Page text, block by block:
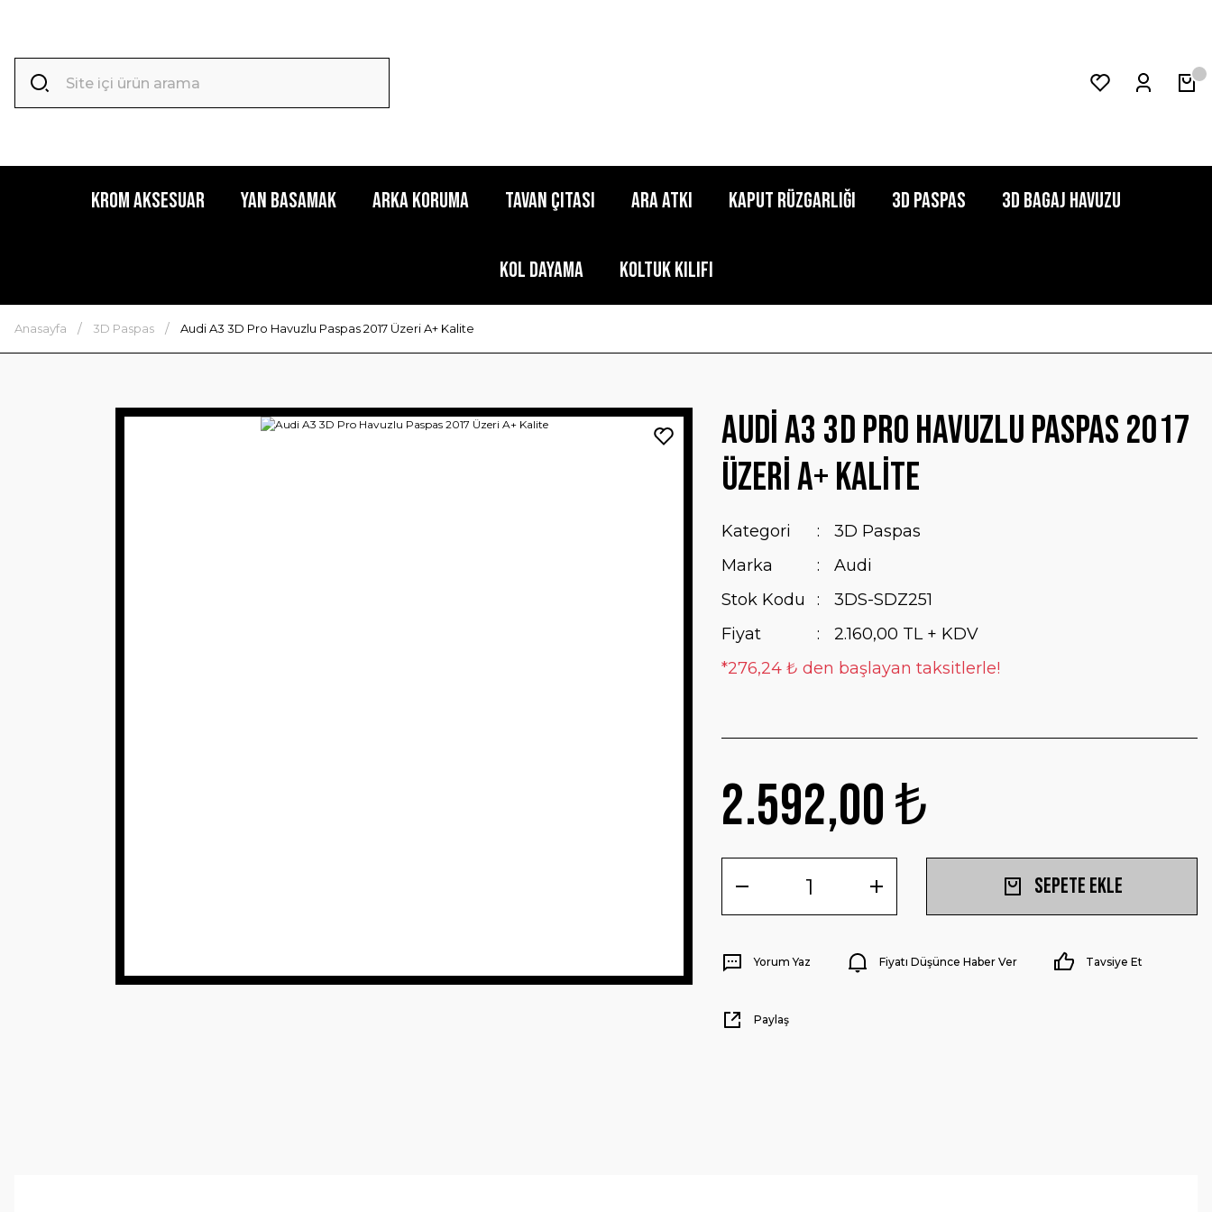
Krom Aksesuar Yan Basamak Arka Koruma Tavan Çıtası Ara Atkı Kaput Rüzgarlığı 3D Paspas 3D Bagaj Havuzu
Kol Dayama Koltuk Kılıfı
Anasayfa 3D Paspas Audi A3 3D Pro Havuzlu Paspas 2017 Üzeri A+ Kalite
Audi A3 3D Pro Havuzlu Paspas 2017
Üzeri A+ Kalite
Kategori
3D Paspas
Marka
Audi
Stok Kodu
3DS-SDZ251
Fiyat
2.160,00 TL + KDV
*276,24 ₺ den başlayan taksitlerle!
2.592,00 ₺
Sepete Ekle
Yorum Yaz Fiyatı Düşünce Haber Ver Tavsiye Et
Paylaş